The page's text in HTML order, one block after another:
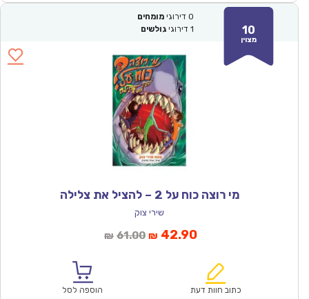
10
מצוין
0 דירוגי מומחים
1 דירוגי גולשים
מי רוצה כוח על 2 – להציל את צלילה
שירי צוק
₪ 61.00המחיר
₪61.00.
₪ 42.90המחיר
הוא:
כתוב חוות דעת הוספה לסל